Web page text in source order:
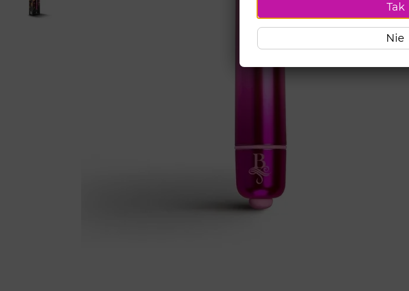
Tak
Nie